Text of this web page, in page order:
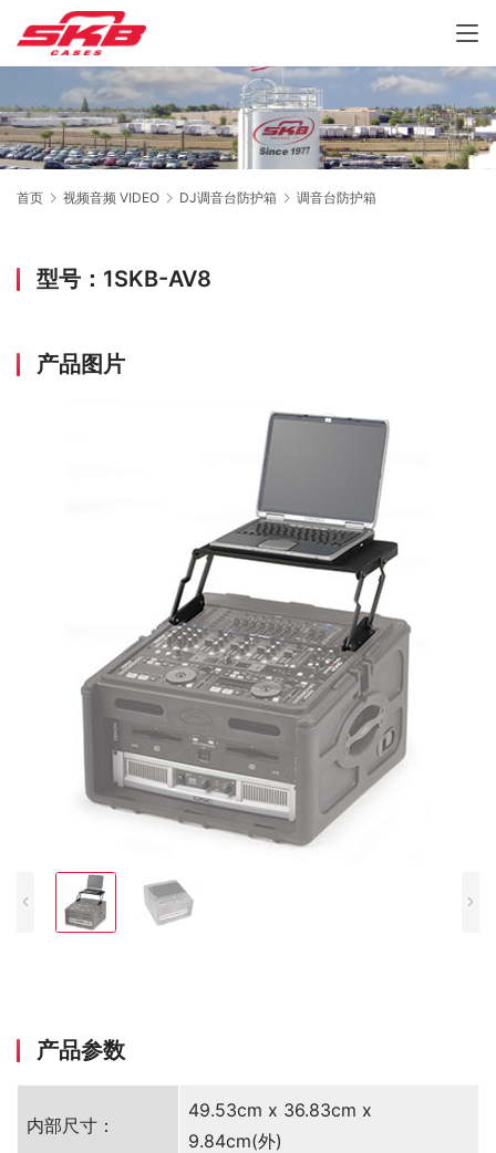
首页 视频音频 VIDEO DJ调音台防护箱 调音台防护箱
型号：1SKB-AV8
产品图片
产品参数
内部尺寸：
49.53cm x 36.83cm x
9.84cm(外)